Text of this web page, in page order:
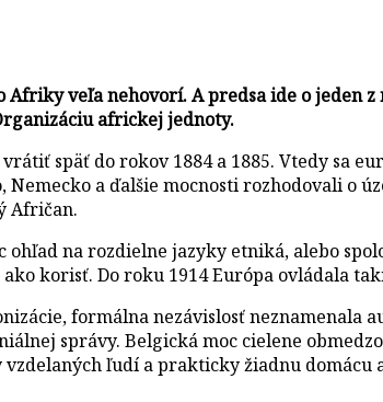
veľa nehovorí. A predsa ide o jeden
africkej jednoty.
späť do rokov 1884 a 1885. Vtedy
a ďalšie mocnosti rozhodovali o
Afričan.
na rozdielne jazyky etniká, alebo
korisť. Do roku 1914 Európa ovládala
formálna nezávislosť neznamenala
správy. Belgická moc cielene
vzdelaných ľudí a prakticky žiadnu